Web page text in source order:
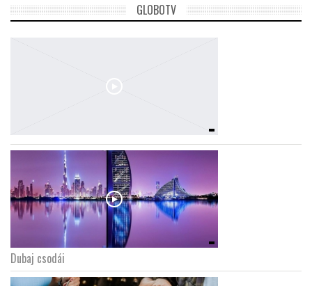
GLOBOTV
GLOBOZSARU
DOBRAVERO.HU
LATIMO.HU
GLOBOTV
Dubaj csodái